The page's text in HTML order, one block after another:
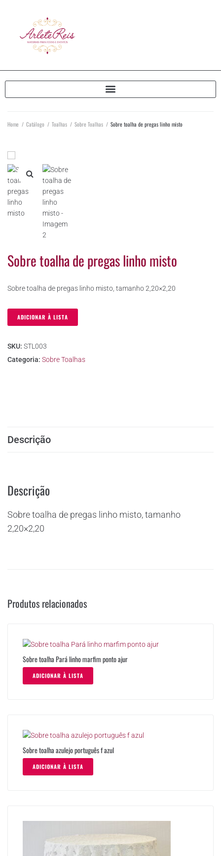
Home / Catálogo / Toalhas / Sobre Toalhas / Sobre toalha de pregas linho misto
Sobre toalha de pregas linho misto
Sobre toalha de pregas linho misto, tamanho 2,20×2,20
ADICIONAR À LISTA
SKU: STL003
Categoria: Sobre Toalhas
Descrição
Descrição
Sobre toalha de pregas linho misto, tamanho
2,20×2,20
Produtos relacionados
Sobre toalha Pará linho marfim ponto ajur
ADICIONAR À LISTA
Sobre toalha azulejo português f azul
ADICIONAR À LISTA